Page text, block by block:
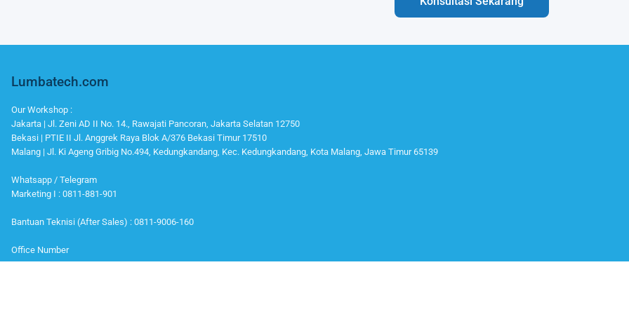
Lumbatech.com
Our Workshop :
Jakarta | Jl. Zeni AD II No. 14., Rawajati Pancoran, Jakarta Selatan 12750
Bekasi | PTIE II Jl. Anggrek Raya Blok A/376 Bekasi Timur 17510
Malang | Jl. Ki Ageng Gribig No.494, Kedungkandang, Kec. Kedungkandang, Kota Malang, Jawa Timur 65139
Whatsapp / Telegram
Marketing I : 0811-881-901
Bantuan Teknisi (After Sales) : 0811-9006-160
Office Number